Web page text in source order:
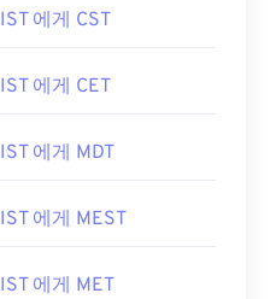
IST 에게 CST
IST 에게 CET
IST 에게 MDT
IST 에게 MEST
IST 에게 MET